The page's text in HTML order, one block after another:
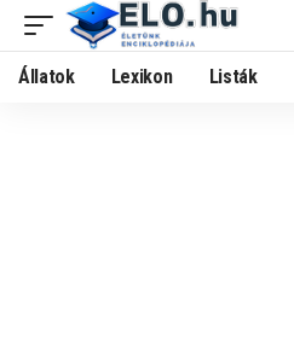
Állatok Lexikon Listák